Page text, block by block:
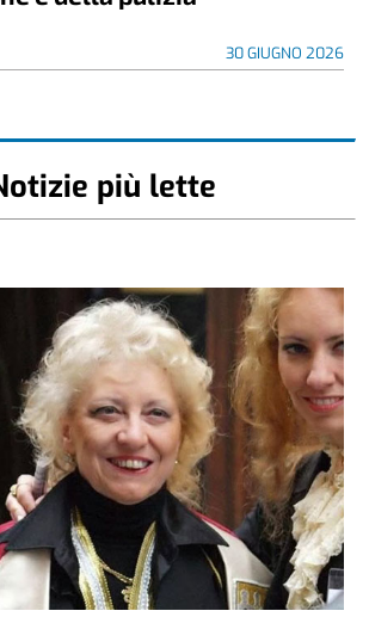
30 GIUGNO 2026
più lette